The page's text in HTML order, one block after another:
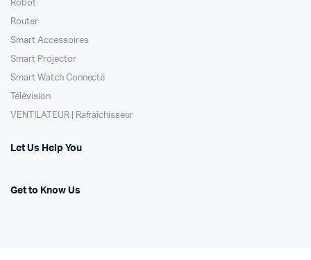
Robot
Router
Smart Accessoires
Smart Projector
Smart Watch Connecté
Télévision
VENTILATEUR | Rafraîchisseur
Let Us Help You
Get to Know Us